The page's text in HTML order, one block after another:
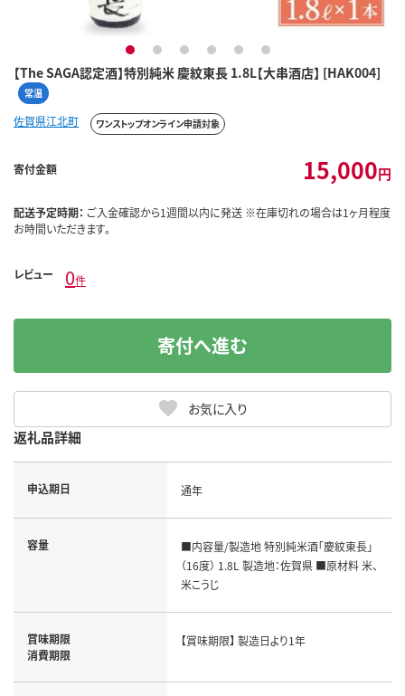
【The SAGA認定酒】特別純米 慶紋東長 1.8L【大串酒店】 [HAK004]
常温
1 2 3 4 5 6
佐賀県江北町 ワンストップオンライン申請対象
寄付金額 15,000円
配送予定時期： ご入金確認から1週間以内に発送 ※在庫切れの場合は1ヶ月程度
お時間いただきます。
レビュー 0件
お気に入り
寄付へ進む
返礼品詳細
申込期日 通年
容量
■内容量/製造地 特別純米酒「慶紋東長」
（16度） 1.8L 製造地：佐賀県 ■原材料 米、
米こうじ
賞味期限
消費期限
【賞味期限】 製造日より1年